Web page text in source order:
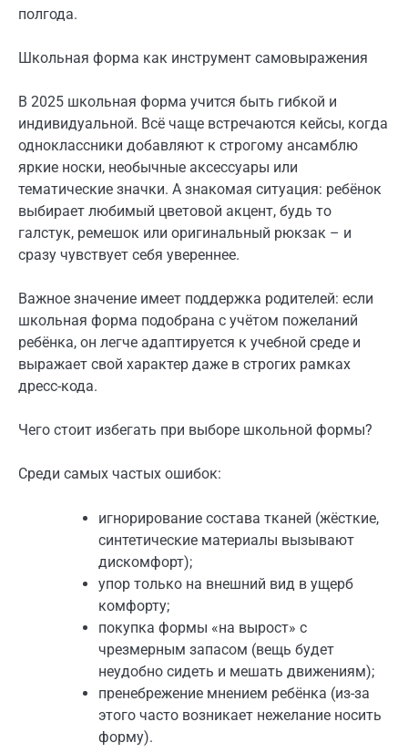
полгода.
Школьная форма как инструмент самовыражения
В 2025 школьная форма учится быть гибкой и
индивидуальной. Всё чаще встречаются кейсы, когда
одноклассники добавляют к строгому ансамблю
яркие носки, необычные аксессуары или
тематические значки. А знакомая ситуация: ребёнок
выбирает любимый цветовой акцент, будь то
галстук, ремешок или оригинальный рюкзак – и
сразу чувствует себя увереннее.
Важное значение имеет поддержка родителей: если
школьная форма подобрана с учётом пожеланий
ребёнка, он легче адаптируется к учебной среде и
выражает свой характер даже в строгих рамках
дресс-кода.
Чего стоит избегать при выборе школьной формы?
Среди самых частых ошибок:
игнорирование состава тканей (жёсткие,
синтетические материалы вызывают
дискомфорт);
упор только на внешний вид в ущерб
комфорту;
покупка формы «на вырост» с
чрезмерным запасом (вещь будет
неудобно сидеть и мешать движениям);
пренебрежение мнением ребёнка (из-за
этого часто возникает нежелание носить
форму).